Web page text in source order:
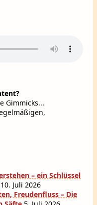
Gimmicks...
– ein Schlüssel
10. Juli 2026
Freudenfluss – Die